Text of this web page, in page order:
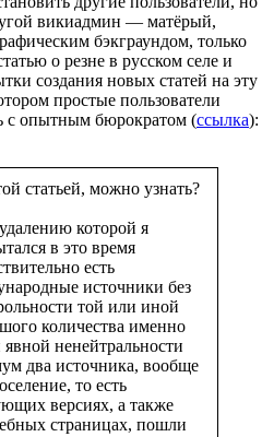
викиадмин — матёрый,
бэкграундом, только
о резне в русском селе и
создания новых статей на эту
простые пользователи
с опытным бюрократом (ссылка):
статьей, можно узнать?
которой я
в это время
есть
источники без
той или иной
количества именно
ненейтральности
два источника, вообще
то есть
версиях, а также
страницах, пошли